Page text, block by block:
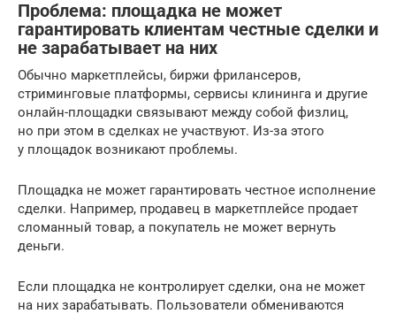
Проблема: площадка не может
гарантировать клиентам честные сделки и
не зарабатывает на них
Обычно маркетплейсы, биржи фрилансеров,
стриминговые платформы, сервисы клининга и другие
онлайн-площадки связывают между собой физлиц,
но при этом в сделках не участвуют. Из-за этого
у площадок возникают проблемы.
Площадка не может гарантировать честное исполнение
сделки. Например, продавец в маркетплейсе продает
сломанный товар, а покупатель не может вернуть
деньги.
Если площадка не контролирует сделки, она не может
на них зарабатывать. Пользователи обмениваются